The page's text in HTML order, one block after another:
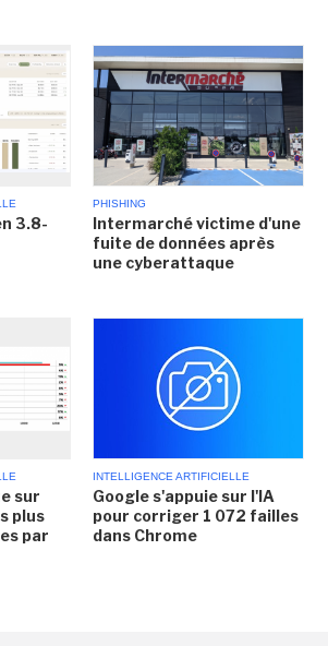
3.8-
PHISHING
Intermarché victime d'une
fuite de données après
une cyberattaque
sur
plus
par
INTELLIGENCE ARTIFICIELLE
Google s'appuie sur l'IA
pour corriger 1 072 failles
dans Chrome